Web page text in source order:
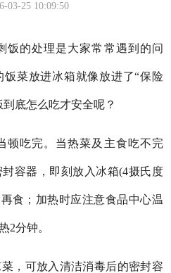
03-25 10:09:50
的处理是大家常常遇到的问
菜放进冰箱就像放进了“保险
底怎么吃才安全呢？
吃完。当热菜及主食吃不完
容器，即刻放入冰箱(4摄氏度
食；加热时应注意食品中心温
2分钟。
可放入清洁消毒后的密封容